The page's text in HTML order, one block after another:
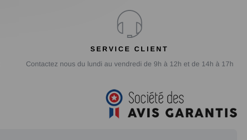
SERVICE CLIENT
Contactez nous du lundi au vendredi de 9h à 12h et de 14h à 17h